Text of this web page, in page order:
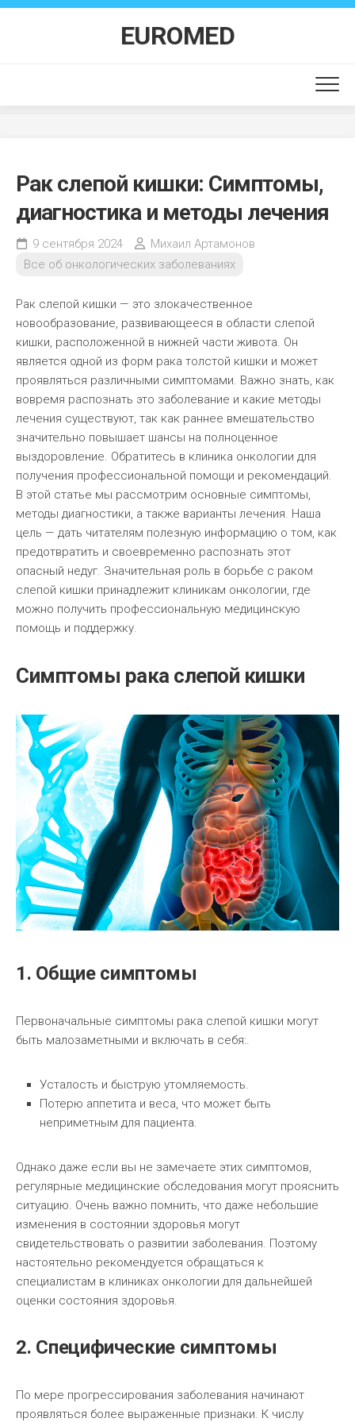
Перейти
EUROMED
Рак слепой кишки: Симптомы,
диагностика и методы лечения
9 сентября 2024
Михаил Артамонов
Все об онкологических заболеваниях
Рак слепой кишки — это злокачественное
новообразование, развивающееся в области слепой
кишки, расположенной в нижней части живота. Он
является одной из форм рака толстой кишки и может
проявляться различными симптомами. Важно знать, как
вовремя распознать это заболевание и какие методы
лечения существуют, так как раннее вмешательство
значительно повышает шансы на полноценное
выздоровление. Обратитесь в клиника онкологии для
получения профессиональной помощи и рекомендаций.
В этой статье мы рассмотрим основные симптомы,
методы диагностики, а также варианты лечения. Наша
цель — дать читателям полезную информацию о том, как
предотвратить и своевременно распознать этот
опасный недуг. Значительная роль в борьбе с раком
слепой кишки принадлежит клиникам онкологии, где
можно получить профессиональную медицинскую
помощь и поддержку.
Симптомы рака слепой кишки
1. Общие симптомы
Первоначальные симптомы рака слепой кишки могут
быть малозаметными и включать в себя:.
Усталость и быструю утомляемость.
Потерю аппетита и веса, что может быть
неприметным для пациента.
Однако даже если вы не замечаете этих симптомов,
регулярные медицинские обследования могут прояснить
ситуацию. Очень важно помнить, что даже небольшие
изменения в состоянии здоровья могут
свидетельствовать о развитии заболевания. Поэтому
настоятельно рекомендуется обращаться к
специалистам в клиниках онкологии для дальнейшей
оценки состояния здоровья.
2. Специфические симптомы
По мере прогрессирования заболевания начинают
проявляться более выраженные признаки. К числу